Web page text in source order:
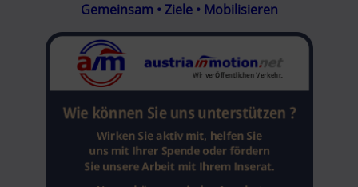
Gemeinsam • Ziele • Mobilisieren